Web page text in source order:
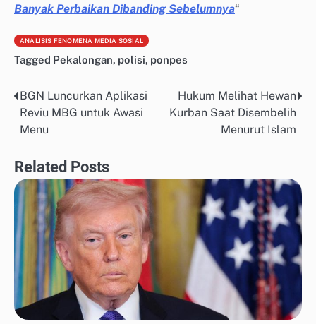
Banyak Perbaikan Dibanding Sebelumnya“
ANALISIS FENOMENA MEDIA SOSIAL
Tagged Pekalongan, polisi, ponpes
Post
navigation
BGN Luncurkan Aplikasi
Reviu MBG untuk Awasi
Menu
Hukum Melihat Hewan
Kurban Saat Disembelih
Menurut Islam
Related Posts